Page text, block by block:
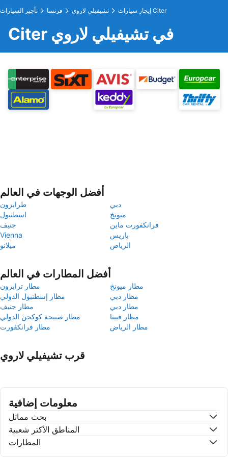
تأجير السيارات فرنسا تشيفيلي لاروي إيجار سيارات Citer
Citer في تشيفيلي لاروي
أفضل الوجهات في العالم
طرابزون
دبي
اسطنبول
ميونخ
جنيف
فرانكفورت ماين
Vienna
باريس
ميلانو
الرياض
أفضل المطارات في العالم
مطار ترابزون
مطار ميونخ
مطار إسطنبول الدولي
مطار دبي
مطار جنيف
مطار دبي
مطار صبيحة كوكجن الدولي
مطار فيينا
مطار فرانكفورت
مطار الرياض
قرب تشيفيلي لاروي
معلومات إضافية
بحث مماثل
المناطق الأكتر شعبية
المطارات